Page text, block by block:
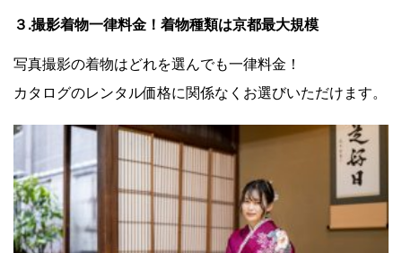
３.撮影着物一律料金！着物種類は京都最大規模
写真撮影の着物はどれを選んでも一律料金！
カタログのレンタル価格に関係なくお選びいただけます。